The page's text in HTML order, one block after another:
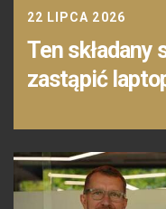
22 LIPCA 2026
Ten
zastąpić